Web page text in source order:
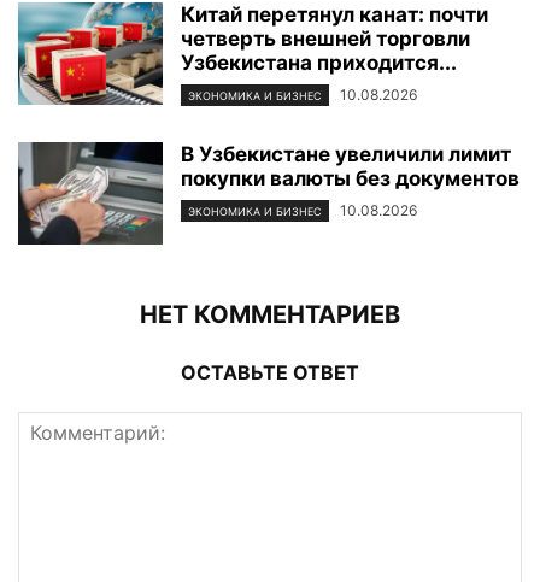
Китай перетянул канат: почти
четверть внешней торговли
Узбекистана приходится...
ЭКОНОМИКА И БИЗНЕС 10.08.2026
В Узбекистане увеличили лимит
покупки валюты без документов
ЭКОНОМИКА И БИЗНЕС 10.08.2026
НЕТ КОММЕНТАРИЕВ
ОСТАВЬТЕ ОТВЕТ